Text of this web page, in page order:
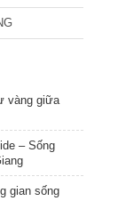
vàng giữa
– Sống
gian sống